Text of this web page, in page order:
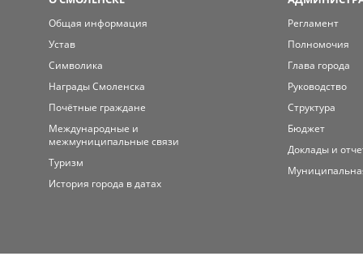
Общая информация
Устав
Символика
Награды Смоленска
Почётные граждане
Международные и
межмуниципальные связи
Туризм
История города в датах
Регламент
Полномочия
Глава города
Руководство
Структура
Бюджет
Доклады и